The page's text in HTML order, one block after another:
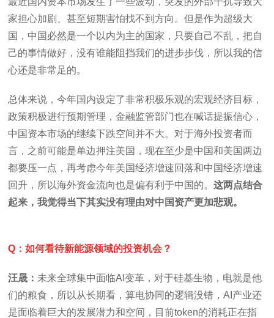
家担心加剧、甚至短期害怕找不到方向。但是作为超级大
国，中国必然是一个以内为主的国家，只要自己不乱，把自
己的事情做好，没有谁能阻挡我们的进步步伐，所以我的信
心还是非常足的。
总体来说，今年国内设定了非常积极乐观的宏观经济目标，
政策积极进行预期管理，金融监管部门也在喊话提振信心，
中国资本市场的继续下跌空间并不大。对于海外投资者而
言，之前可能是单边押注美国，现在至少是中国和美国两边
都要压一点，再考虑今年美国经济增速回落和中国经济增速
回升，所以海外资金流向也是偏有利于中国的。这两点结合
起来，我觉得当下其实没有理由对中国资产更加悲观。
Q：如何看待新能源领域的投资机会？
汪晟： 未来全球集中面临AI变革，对于硅基生物，电就是他
们的粮食，所以从长期看，算电协同的逻辑没错，AI产业还
是面临着巨大的发展潜力和空间，目前token的消耗正在指